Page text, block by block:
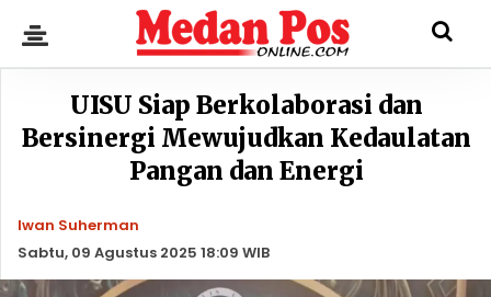
UISU Siap Berkolaborasi dan
Bersinergi Mewujudkan Kedaulatan
Pangan dan Energi
Iwan Suherman
Sabtu, 09 Agustus 2025 18:09 WIB